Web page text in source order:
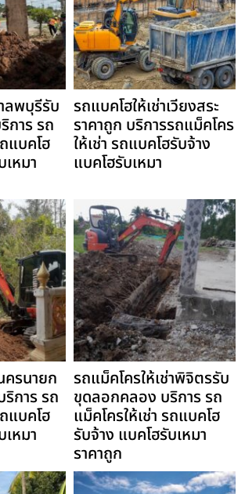
ลพบุรีรับ
การ รถ
แบคโฮ
หมา
รถแบคโฮให้เช่าเวียงสระ
ราคาถูก บริการรถแม็คโคร
ให้เช่า รถแบคโฮรับจ้าง
แบคโฮรับเหมา
ครนายก
ริการ รถ
แบคโฮ
หมา
รถแม็คโครให้เช่าพิจิตรรับ
ขุดลอกคลอง บริการ รถ
แม็คโครให้เช่า รถแบคโฮ
รับจ้าง แบคโฮรับเหมา
ราคาถูก